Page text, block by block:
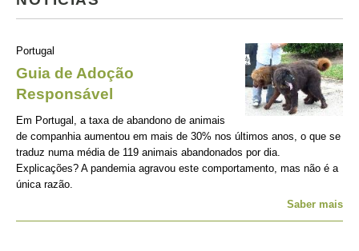
Portugal
Guia de Adoção
Responsável
Em Portugal, a taxa de abandono de animais
de companhia aumentou em mais de 30% nos últimos anos, o que se
traduz numa média de 119 animais abandonados por dia.
Explicações? A pandemia agravou este comportamento, mas não é a
única razão.
Saber mais